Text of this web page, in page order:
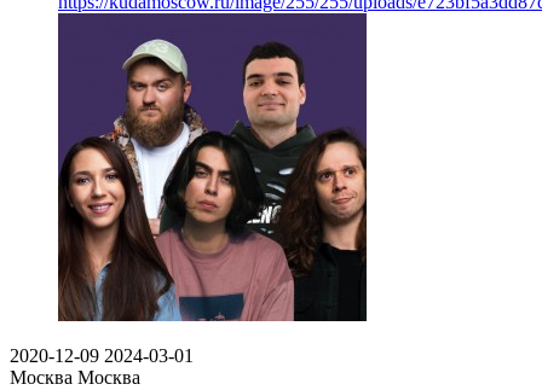
2020-12-09 2024-03-01
Москва Москва